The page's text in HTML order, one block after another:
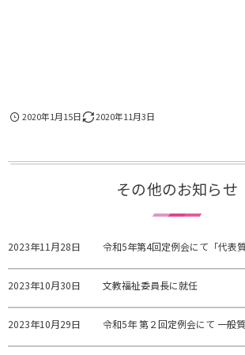
2020年1月15日 2020年11月3日
その他のお知らせ
2023年11月28日 令和5年第4回定例会にて「代表質
2023年10月30日 文教福祉委員長に就任
2023年10月29日 令和5年 第２回定例会にて 一般